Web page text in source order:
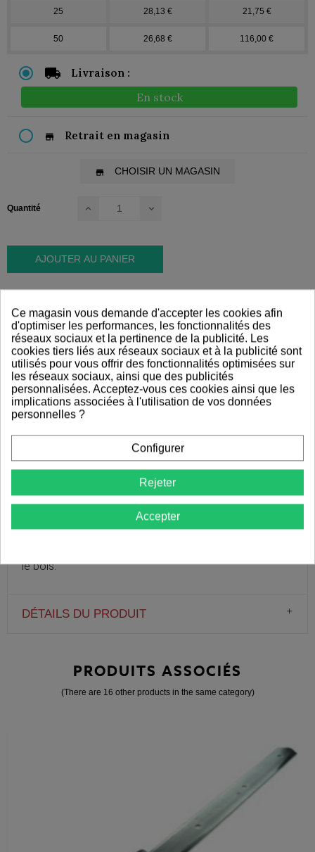
25 28,13 € 21,75 €
50 26,68 € 116,00 €
Livraison :
En stock
store Retrait en magasin
store CHOISIR UN MAGASIN
Quantité
AJOUTER AU PANIER
PAIEMENT SÉCURISÉ LIVRAISON RAPIDE
ÉCONOMIE CIRCULAIRE
La pointe à triple filetage garantit l’accroche
rapidement et puissante dans le bois lors du vissage
ce qui permet une utilisation et des applications
le bois.
DÉTAILS DU PRODUIT
PRODUITS ASSOCIÉS
(There are 16 other products in the same category)
Ce magasin vous demande d'accepter les cookies afin
d'optimiser les performances, les fonctionnalités des
réseaux sociaux et la pertinence de la publicité. Les
cookies tiers liés aux réseaux sociaux et à la publicité sont
utilisés pour vous offrir des fonctionnalités optimisées sur
les réseaux sociaux, ainsi que des publicités
personnalisées. Acceptez-vous ces cookies ainsi que les
implications associées à l'utilisation de vos données
personnelles ?
Configurer
Rejeter
Accepter